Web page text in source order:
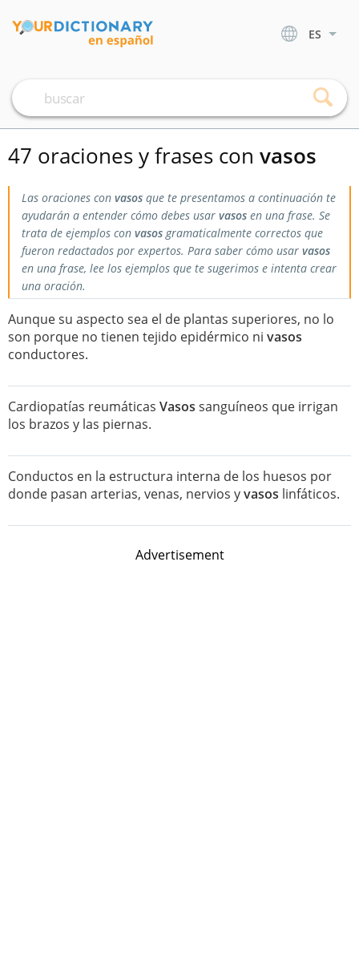
ES
47 oraciones y frases con vasos
Las oraciones con vasos que te presentamos a continuación te
ayudarán a entender cómo debes usar vasos en una frase. Se
trata de ejemplos con vasosgramaticalmente correctos que
fueron redactados por expertos. Para saber cómo usar vasos
en una frase, lee los ejemplos que te sugerimos e intenta crear
una oración.
Aunque su aspecto sea el de plantas superiores, no lo
son porque no tienen tejido epidérmico ni vasos
conductores.
Cardiopatías reumáticas Vasos sanguíneos que irrigan
los brazos y las piernas.
Conductos en la estructura interna de los huesos por
donde pasan arterias, venas, nervios yvasos linfáticos.
Advertisement